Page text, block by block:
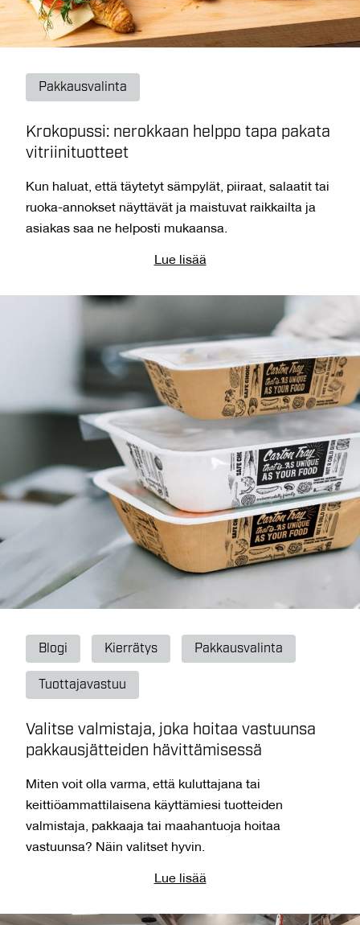
Pakkausvalinta
Krokopussi: nerokkaan helppo tapa pakata
vitriinituotteet
Kun haluat, että täytetyt sämpylät, piiraat, salaatit tai
ruoka-annokset näyttävät ja maistuvat raikkailta ja
asiakas saa ne helposti mukaansa.
Lue lisää
Blogi Kierrätys Pakkausvalinta
Tuottajavastuu
Valitse valmistaja, joka hoitaa vastuunsa
pakkausjätteiden hävittämisessä
Miten voit olla varma, että kuluttajana tai
keittiöammattilaisena käyttämiesi tuotteiden
valmistaja, pakkaaja tai maahantuoja hoitaa
vastuunsa? Näin valitset hyvin.
Lue lisää